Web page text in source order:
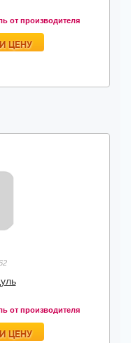
от производителя
ЦЕНУ
от производителя
ЦЕНУ